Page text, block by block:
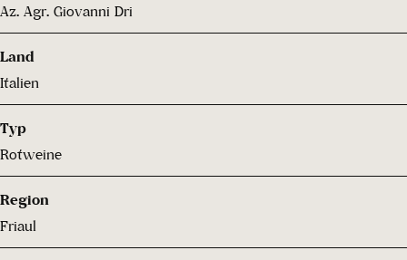
Az. Agr. Giovanni Dri
Land
Italien
Typ
Rotweine
Region
Friaul